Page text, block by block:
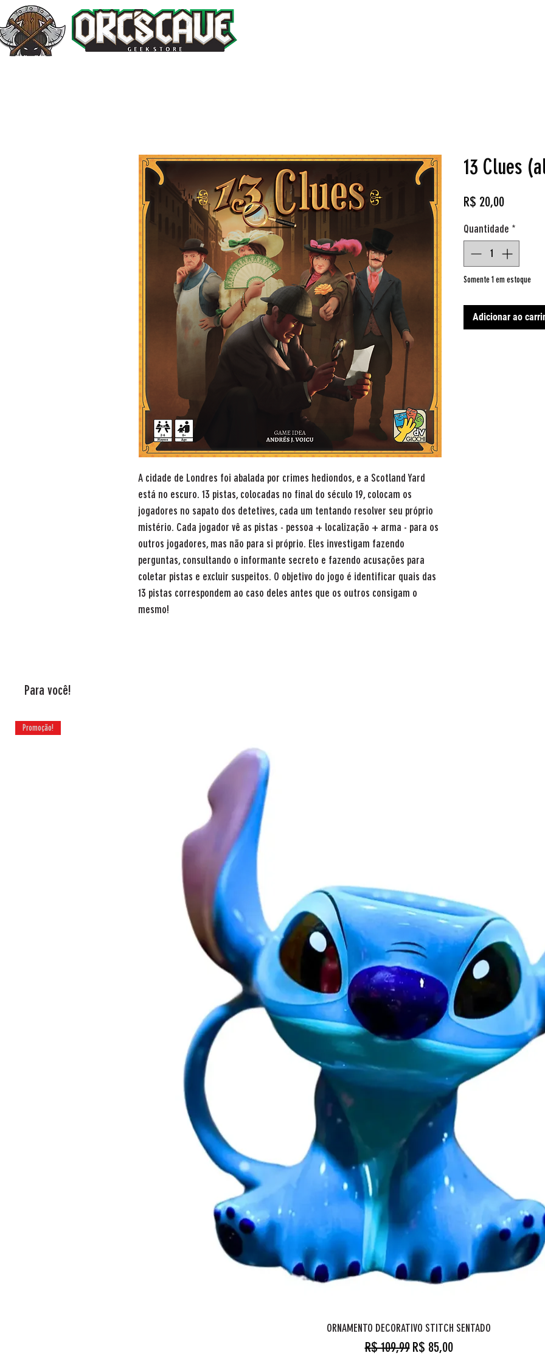
A cidade de Londres foi abalada por crimes hediondos, e a Scotland Yard
está no escuro. 13 pistas, colocadas no final do século 19, colocam os
jogadores no sapato dos detetives, cada um tentando resolver seu próprio
mistério. Cada jogador vê as pistas - pessoa + localização + arma - para os
outros jogadores, mas não para si próprio. Eles investigam fazendo
perguntas, consultando o informante secreto e fazendo acusações para
coletar pistas e excluir suspeitos. O objetivo do jogo é identificar quais das
13 pistas correspondem ao caso deles antes que os outros consigam o
mesmo!
13 Clues
R$ 20,00Preço
Quantidade *
Somente 1 em estoque
Adicionar ao
Para você!
Promoção!
ORNAMENTO DECORATIVO STITCH SENTADO
Preço normal
R$ 109,99 Preço promocional
R$ 85,00